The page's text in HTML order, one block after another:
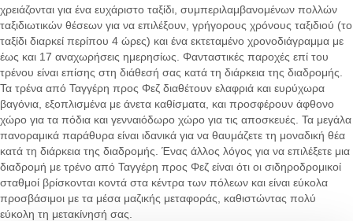
χρειάζονται για ένα ευχάριστο ταξίδι, συμπεριλαμβανομένων πολλών
ταξιδιωτικών θέσεων για να επιλέξουν, γρήγορους χρόνους ταξιδιού (το
ταξίδι διαρκεί περίπου 4 ώρες) και ένα εκτεταμένο χρονοδιάγραμμα με
έως και 17 αναχωρήσεις ημερησίως. Φανταστικές παροχές επί του
τρένου είναι επίσης στη διάθεσή σας κατά τη διάρκεια της διαδρομής.
Τα τρένα από Ταγγέρη προς Φεζ διαθέτουν ελαφριά και ευρύχωρα
βαγόνια, εξοπλισμένα με άνετα καθίσματα, και προσφέρουν άφθονο
χώρο για τα πόδια και γενναιόδωρο χώρο για τις αποσκευές. Τα μεγάλα
πανοραμικά παράθυρα είναι ιδανικά για να θαυμάζετε τη μοναδική θέα
κατά τη διάρκεια της διαδρομής. Ένας άλλος λόγος για να επιλέξετε μια
διαδρομή με τρένο από Ταγγέρη προς Φεζ είναι ότι οι σιδηροδρομικοί
σταθμοί βρίσκονται κοντά στα κέντρα των πόλεων και είναι εύκολα
προσβάσιμοι με τα μέσα μαζικής μεταφοράς, καθιστώντας πολύ
εύκολη τη μετακίνησή σας.